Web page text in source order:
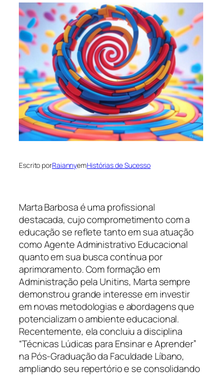
Escrito porRaiannyemHistórias de Sucesso
Marta Barbosa é uma profissional
destacada, cujo comprometimento com a
educação se reflete tanto em sua atuação
como Agente Administrativo Educacional
quanto em sua busca contínua por
aprimoramento. Com formação em
Administração pela Unitins, Marta sempre
demonstrou grande interesse em investir
em novas metodologias e abordagens que
potencializam o ambiente educacional.
Recentemente, ela concluiu a disciplina
“Técnicas Lúdicas para Ensinar e Aprender”
na Pós-Graduação da Faculdade Líbano,
ampliando seu repertório e se consolidando